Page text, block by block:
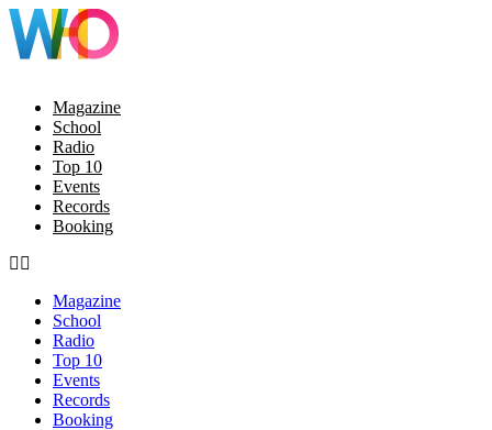
Ir
al
contenido
Magazine
School
Radio
Top 10
Events
Records
Booking
Magazine
School
Radio
Top 10
Events
Records
Booking